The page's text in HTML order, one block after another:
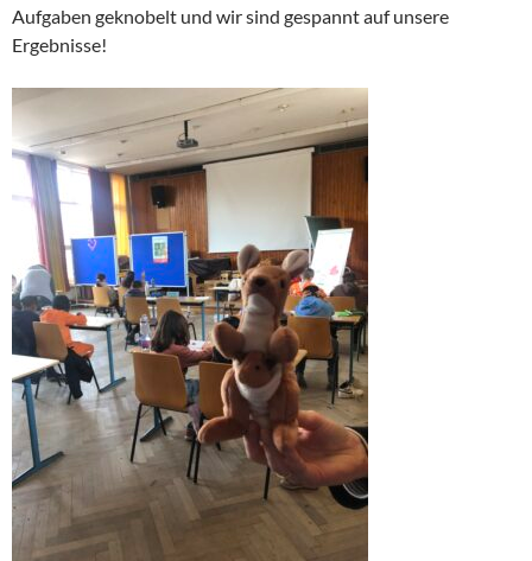
Aufgaben geknobelt und wir sind gespannt auf unsere
Ergebnisse!